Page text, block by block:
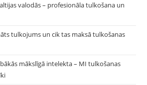
valodās – profesionāla tulkošana un
tulkojums un cik tas maksā tulkošanas
mākslīgā intelekta – MI tulkošanas